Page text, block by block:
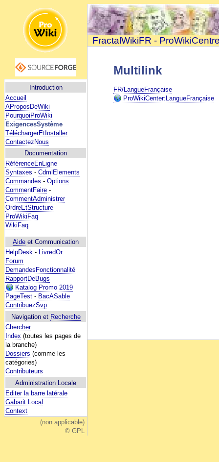
Introduction
Accueil
AProposDeWiki
PourquoiProWiki
ExigencesSystème
TéléchargerEtInstaller
ContactezNous
Documentation
RéférenceEnLigne
Syntaxes - CdmlElements
Commandes - Options
CommentFaire -
CommentAdministrer
OrdreEtStructure
ProWikiFaq
WikiFaq
Aide et Communication
HelpDesk - LivredOr
Forum
DemandesFonctionnalité
RapportDeBugs
Katalog Promo 2019
PageTest - BacASable
ContribuezSvp
Navigation et Recherche
Chercher
Index (toutes les pages de
la branche)
Dossiers (comme les
catégories)
Contributeurs
Administration Locale
Editer la barre latérale
Gabarit Local
Context
(non applicable)
© GPL
FractalWikiFR -
Multilink
FR/LangueFrançaise
ProWikiCenter:LangueFrançaise